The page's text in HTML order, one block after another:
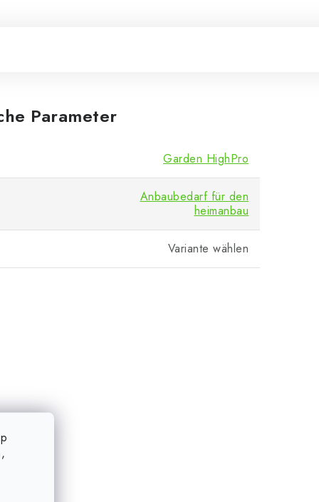
Parameter
Garden HighPro
Anbaubedarf für den
heimanbau
Variante wählen